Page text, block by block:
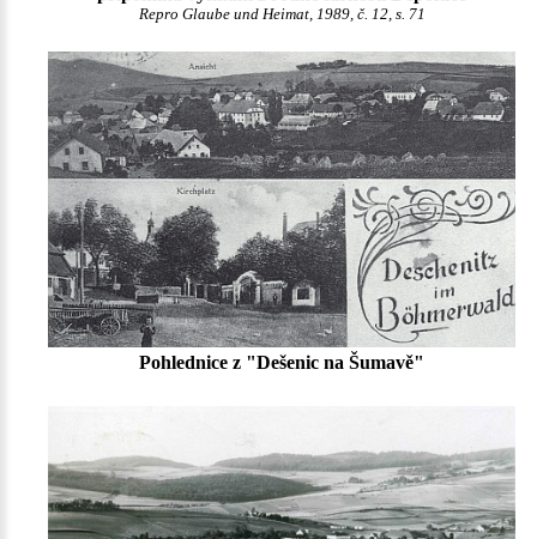
Repro Glaube und Heimat, 1989, č. 12, s. 71
Pohlednice z "Dešenic na Šumavě"